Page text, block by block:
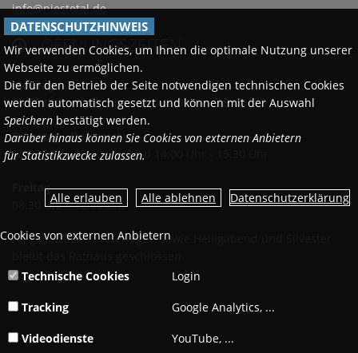
info@niestetal.de
 ÖFFNUNGSZEITEN
Montags
08:30 Uhr - 12:00 Uhr und 14:00 Uhr - 18:00 Uhr
Dienstag - Donnerstag
08:30 Uhr - 12:00 Uhr und 14:00 Uhr - 15:30 Uhr
Freitag
08:30 Uhr - 12:00 Uhr
An gesetzlichen Feiertagen sowie Heiligabend und Silvester
DATENSCHUTZHINWEIS
Wir verwenden Cookies, um Ihnen die optimale Nutzung unserer
Webseite zu ermöglichen.
Die für den Betrieb der Seite notwendigen technischen Cookies
werden automatisch gesetzt und können mit der Auswahl
Speichern bestätigt werden.
Darüber hinaus können Sie Cookies von externen Anbietern
für Statistikzwecke zulassen.
Datenschutzerklärung
Cookies von externen Anbietern
Technische Cookies Login
Tracking Google Analytics, ...
Videodienste YouTube, ...